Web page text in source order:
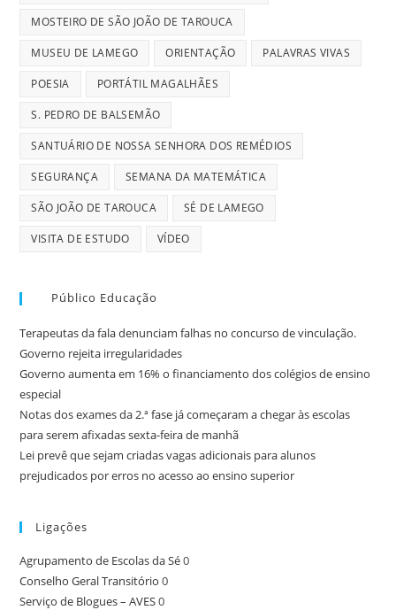
MOSTEIRO DE SÃO JOÃO DE TAROUCA
MUSEU DE LAMEGO ORIENTAÇÃO PALAVRAS VIVAS
POESIA PORTÁTIL MAGALHÃES
S. PEDRO DE BALSEMÃO
SANTUÁRIO DE NOSSA SENHORA DOS REMÉDIOS
SEGURANÇA SEMANA DA MATEMÁTICA
SÃO JOÃO DE TAROUCA SÉ DE LAMEGO
VISITA DE ESTUDO VÍDEO
Público Educação
Terapeutas da fala denunciam falhas no concurso de vinculação.
Governo rejeita irregularidades
Governo aumenta em 16% o financiamento dos colégios de ensino
especial
Notas dos exames da 2.ª fase já começaram a chegar às escolas
para serem afixadas sexta-feira de manhã
Lei prevê que sejam criadas vagas adicionais para alunos
prejudicados por erros no acesso ao ensino superior
Ligações
Agrupamento de Escolas da Sé0
Conselho Geral Transitório 0
Serviço de Blogues – AVES0